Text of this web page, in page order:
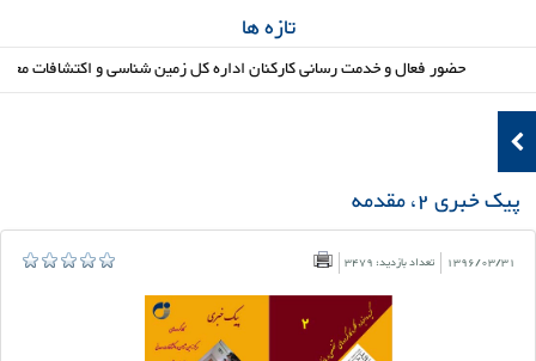
تازه ها
حضور فعال و خدمت رسانی کارکنان اداره کل زمین شناسی و اکتشافات
پیک خبری 2، مقدمه
1396/03/31 تعداد بازدید: 3479